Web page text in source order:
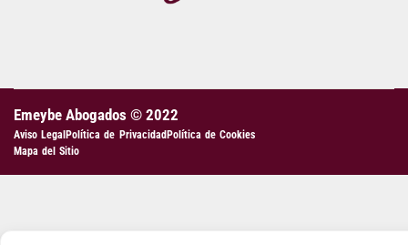
Emeybe Abogados © 2022
Aviso Legal Política de Privacidad Política de Cookies
Mapa del Sitio